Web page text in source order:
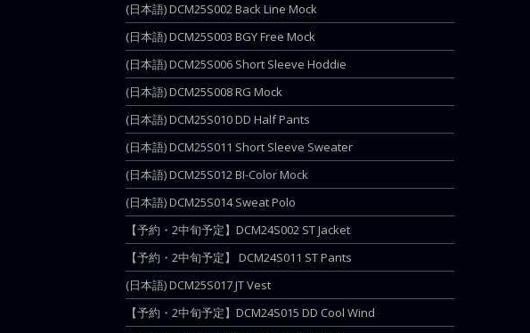
(日本語) DCM25S002 Back Line Mock
(日本語) DCM25S003 BGY Free Mock
(日本語) DCM25S006 Short Sleeve Hoddie
(日本語) DCM25S008 RG Mock
(日本語) DCM25S010 DD Half Pants
(日本語) DCM25S011 Short Sleeve Sweater
(日本語) DCM25S012 BI-Color Mock
(日本語) DCM25S014 Sweat Polo
【予約・2中旬予定】DCM24S002 ST Jacket
【予約・2中旬予定】 DCM24S011 ST Pants
(日本語) DCM25S017 JT Vest
【予約・2中旬予定】DCM24S015 DD Cool Wind